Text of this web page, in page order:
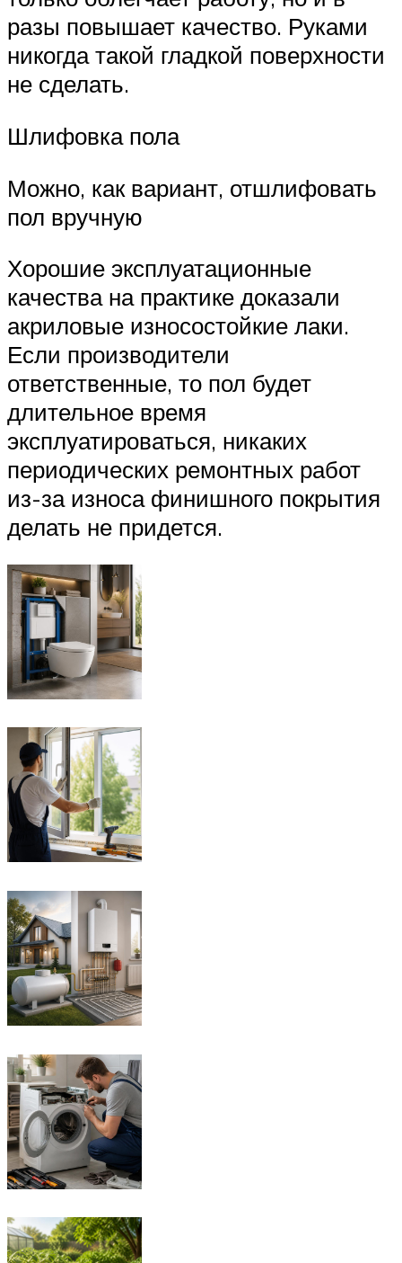
разы повышает качество. Руками
никогда такой гладкой поверхности
не сделать.
Шлифовка пола
Можно, как вариант, отшлифовать
пол вручную
Хорошие эксплуатационные
качества на практике доказали
акриловые износостойкие лаки.
Если производители
ответственные, то пол будет
длительное время
эксплуатироваться, никаких
периодических ремонтных работ
из-за износа финишного покрытия
делать не придется.